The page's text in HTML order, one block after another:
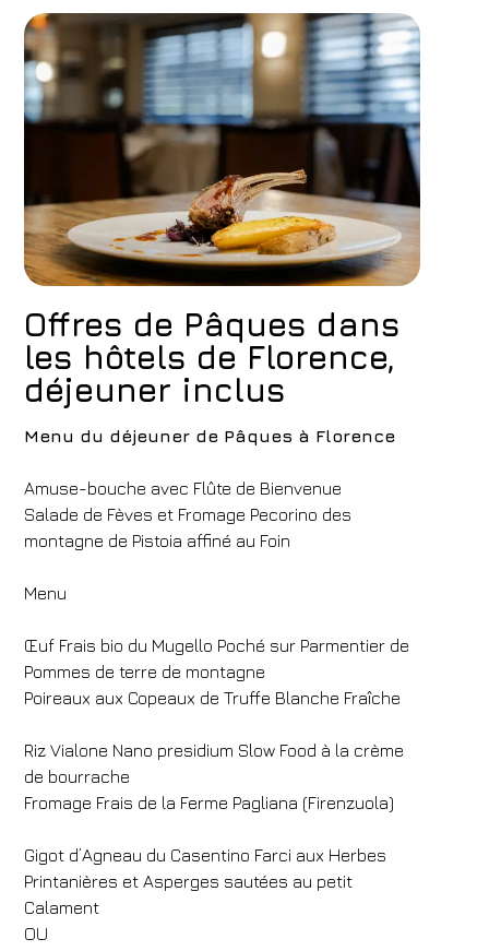
Hôtel
Arrivée
07/08
Départ
Offres de Pâques dans
les hôtels de Florence,
déjeuner inclus
Menu du déjeuner de Pâques à Florence
Amuse-bouche avec Flûte de Bienvenue
Salade de Fèves et Fromage Pecorino des
montagne de Pistoia affiné au Foin
Menu
Œuf Frais bio du Mugello Poché sur Parmentier de
Pommes de terre de montagne
Poireaux aux Copeaux de Truffe Blanche Fraîche
Riz Vialone Nano presidium Slow Food à la crème
de bourrache
Fromage Frais de la Ferme Pagliana (Firenzuola)
Gigot d’Agneau du Casentino Farci aux Herbes
Printanières et Asperges sautées au petit
Calament
OU